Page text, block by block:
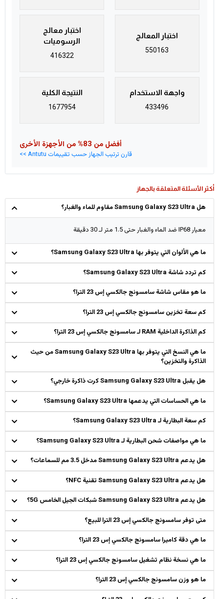
اختبار المعالج
550163
اختبار معالج
الرسوميات
416322
واجهة الاستخدام
433496
النتيجة الكلية
1677954
أفضل من 83% من الأجهزة الأخرى
قارن ترتيب الجهاز حسب تقييمات Antutu >>
أكثر الأسئلة المتعلقة بالجهاز
هل Samsung Galaxy S23 Ultra مقاوم للماء والغبار؟
معيار IP68 ضد الماء والغبار حتى 1.5 متر لـ 30 دقيقة
ما هي الألوان التي يتوفر بها Samsung Galaxy S23 Ultra؟
كم تردد شاشة Samsung Galaxy S23 Ultra؟
ما هو مقاس شاشة سامسونج جالكسي إس 23 الترا؟
كم سعة تخزين سامسونج جالكسي إس 23 الترا؟
كم الذاكرة الداخلية RAM لـ سامسونج جالكسي إس 23 الترا؟
ما هي النسخ التي يتوفر بها Samsung Galaxy S23 Ultra من حيث
الذاكرة والتخزين؟
هل يقبل Samsung Galaxy S23 Ultra كرت ذاكرة خارجي؟
ما هي الحساسات التي يدعمها Samsung Galaxy S23 Ultra؟
كم سعة البطارية لـ Samsung Galaxy S23 Ultra؟
ما هي مواصفات شحن البطارية لـ Samsung Galaxy S23 Ultra؟
هل يدعم Samsung Galaxy S23 Ultra مدخل 3.5 مم للسماعات؟
هل يدعم Samsung Galaxy S23 Ultra تقنية NFC؟
هل يدعم Samsung Galaxy S23 Ultra شبكات الجيل الخامس 5G؟
متى توفر سامسونج جالكسي إس 23 الترا للبيع؟
ما هي دقة كاميرا سامسونج جالكسي إس 23 الترا؟
ما هي نسخة نظام تشغيل سامسونج جالكسي إس 23 الترا؟
ما هو وزن سامسونج جالكسي إس 23 الترا؟